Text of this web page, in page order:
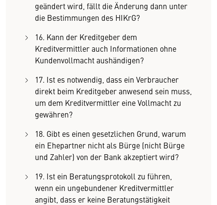
geändert wird, fällt die Änderung dann unter
die Bestimmungen des HIKrG?
16. Kann der Kreditgeber dem
Kreditvermittler auch Informationen ohne
Kundenvollmacht aushändigen?
17. Ist es notwendig, dass ein Verbraucher
direkt beim Kreditgeber anwesend sein muss,
um dem Kreditvermittler eine Vollmacht zu
gewähren?
18. Gibt es einen gesetzlichen Grund, warum
ein Ehepartner nicht als Bürge (nicht Bürge
und Zahler) von der Bank akzeptiert wird?
19. Ist ein Beratungsprotokoll zu führen,
wenn ein ungebundener Kreditvermittler
angibt, dass er keine Beratungstätigkeit